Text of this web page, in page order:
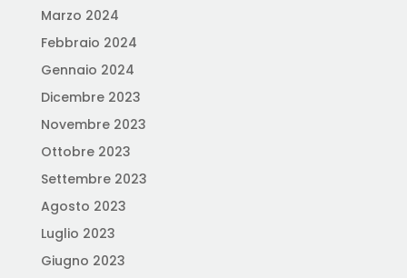
Marzo 2024
Febbraio 2024
Gennaio 2024
Dicembre 2023
Novembre 2023
Ottobre 2023
Settembre 2023
Agosto 2023
Luglio 2023
Giugno 2023